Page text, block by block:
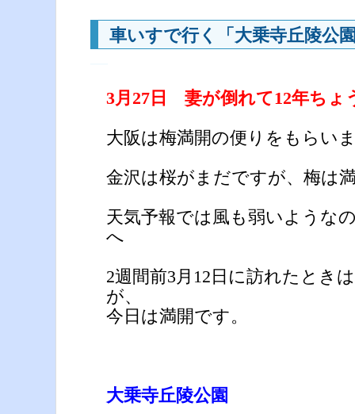
車いすで行く「大乗寺丘陵公
3月27日 妻が倒れて12年ちょ
大阪は梅満開の便りをもらい
金沢は桜がまだですが、梅は
天気予報では風も弱いような
へ
2週間前3月12日に訪れたとき
が、
今日は満開です。
大乗寺丘陵公園